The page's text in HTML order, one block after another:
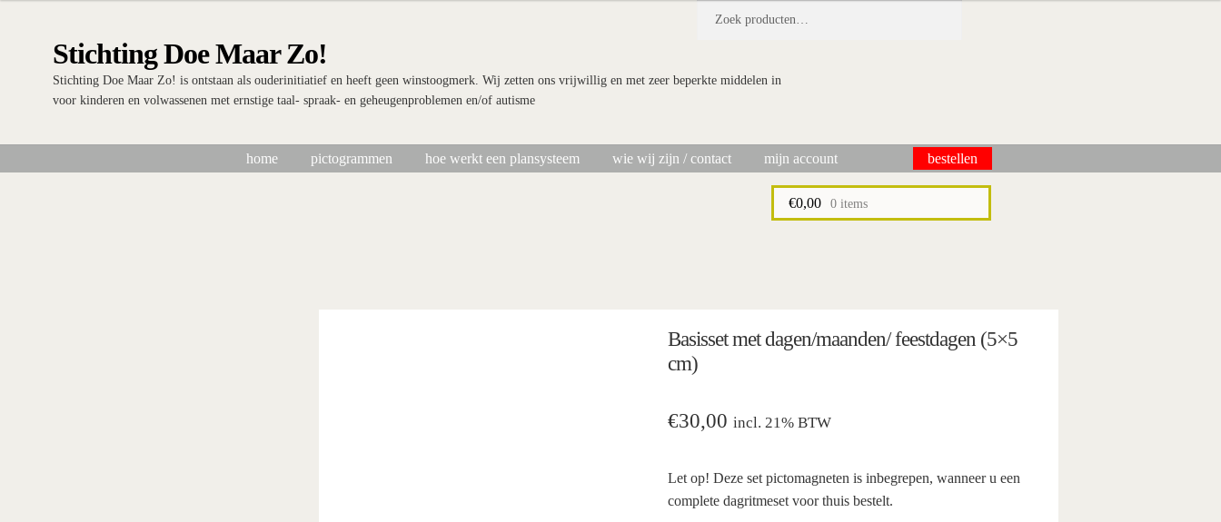
Stichting Doe Maar Zo!
Stichting Doe Maar Zo! is ontstaan als ouderinitiatief en heeft geen winstoogmerk. Wij zetten ons vrijwillig en met zeer beperkte middelen in
voor kinderen en volwassenen met ernstige taal- spraak- en geheugenproblemen en/of autisme
home pictogrammen hoe werkt een plansysteem wie wij zijn / contact mijn account bestellen
€0,00 0 items
Basisset met dagen/maanden/ feestdagen (5×5
cm)
€30,00 incl. 21% BTW
Let op! Deze set pictomagneten is inbegrepen, wanneer u een
complete dagritmeset voor thuis bestelt.